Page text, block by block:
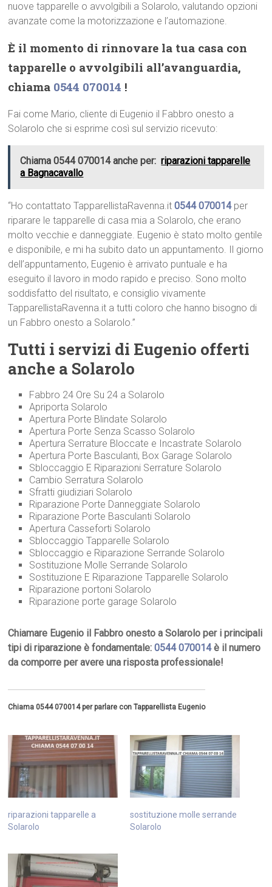
nuove tapparelle o avvolgibili a Solarolo, valutando opzioni
avanzate come la motorizzazione e l’automazione.
È il momento di rinnovare la tua casa con
tapparelle o avvolgibili all’avanguardia,
chiama 0544 070014 !
Fai come Mario, cliente di Eugenio il Fabbro onesto a
Solarolo che si esprime così sul servizio ricevuto:
Chiama 0544 070014 anche per: riparazioni tapparelle
a Bagnacavallo
“Ho contattato TapparellistaRavenna.it0544 070014per
riparare le tapparelle di casa mia a Solarolo, che erano
molto vecchie e danneggiate. Eugenio è stato molto gentile
e disponibile, e mi ha subito dato un appuntamento. Il giorno
dell’appuntamento, Eugenio è arrivato puntuale e ha
eseguito il lavoro in modo rapido e preciso. Sono molto
soddisfatto del risultato, e consiglio vivamente
TapparellistaRavenna.it a tutti coloro che hanno bisogno di
un Fabbro onesto a Solarolo.”
Tutti i servizi di Eugenio offerti
anche a Solarolo
Fabbro 24 Ore Su 24 a Solarolo
Apriporta Solarolo
Apertura Porte Blindate Solarolo
Apertura Porte Senza Scasso Solarolo
Apertura Serrature Bloccate e Incastrate Solarolo
Apertura Porte Basculanti, Box Garage Solarolo
Sbloccaggio E Riparazioni Serrature Solarolo
Cambio Serratura Solarolo
Sfratti giudiziari Solarolo
Riparazione Porte Danneggiate Solarolo
Riparazione Porte Basculanti Solarolo
Apertura Casseforti Solarolo
Sbloccaggio Tapparelle Solarolo
Sbloccaggio e Riparazione Serrande Solarolo
Sostituzione Molle Serrande Solarolo
Sostituzione E Riparazione Tapparelle Solarolo
Riparazione portoni Solarolo
Riparazione porte garage Solarolo
Chiamare Eugenio il Fabbro onesto a Solarolo per i principali
tipi di riparazione è fondamentale:0544 070014è il numero
da comporre per avere una risposta professionale!
Chiama 0544 070014 per parlare con Tapparellista Eugenio
riparazioni tapparelle a
Solarolo
sostituzione molle serrande
Solarolo